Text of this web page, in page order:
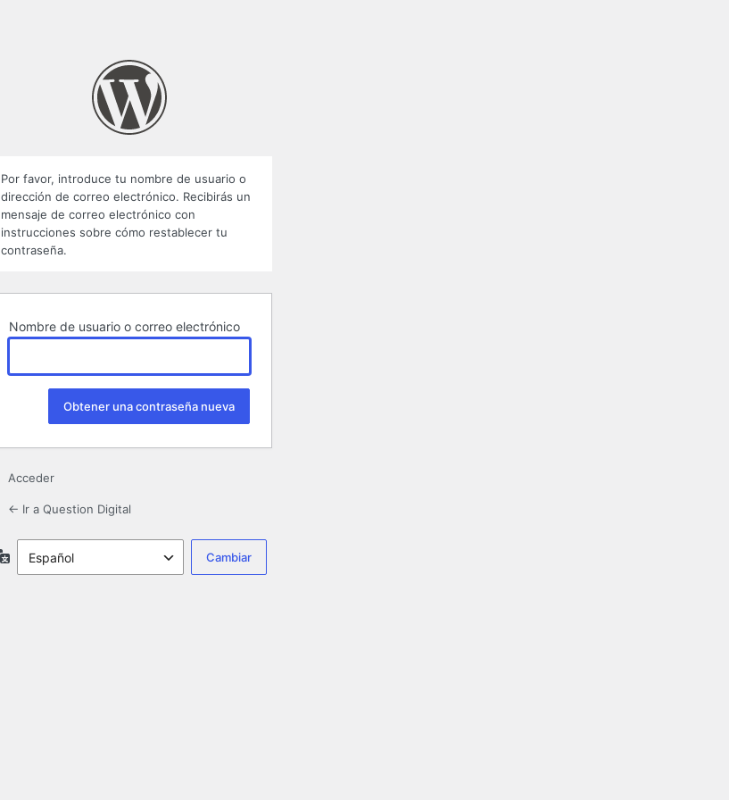
Por favor, introduce tu nombre de usuario o
dirección de correo electrónico. Recibirás un
mensaje de correo electrónico con
instrucciones sobre cómo restablecer tu
contraseña.
Nombre de usuario o correo electrónico
Acceder
← Ir a Question Digital
Idioma